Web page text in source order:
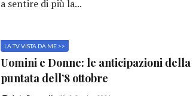
a sentire di più la...
LA TV VISTA DA ME >>
Uomini e Donne: le anticipazioni della
puntata dell’8 ottobre